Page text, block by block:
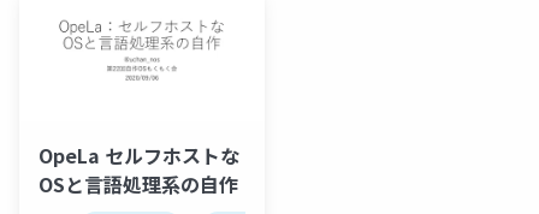
OpeLa セルフホストな
OSと言語処理系の自作